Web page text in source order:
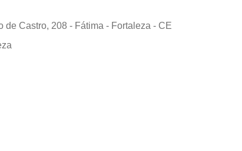
de Castro, 208 - Fátima - Fortaleza - CE